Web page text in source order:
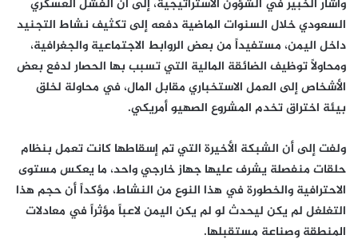
وأشار الخبير في الشؤون الاستراتيجية، إلى أن الفشل العسكري
السعودي خلال السنوات الماضية دفعه إلى تكثيف نشاط التجنيد
داخل اليمن، مستفيداً من بعض الروابط الاجتماعية والجغرافية،
ومحاولاً توظيف الضائقة المالية التي تسبب بها الحصار لدفع بعض
الأشخاص إلى العمل الاستخباري مقابل المال، في محاولة لخلق
بيئة اختراق تخدم المشروع الصهيو أمريكي.
ولفت إلى أن الشبكة الأخيرة التي تم إسقاطها كانت تعمل بنظام
حلقات منفصلة يشرف عليها جهاز خارجي واحد، ما يعكس مستوى
الاحترافية والخطورة في هذا النوع من النشاط، مؤكداً أن حجم هذا
التغلغل لم يكن ليحدث لو لم يكن اليمن لاعباً مؤثراً في معادلات
المنطقة وصناعة مستقبلها.